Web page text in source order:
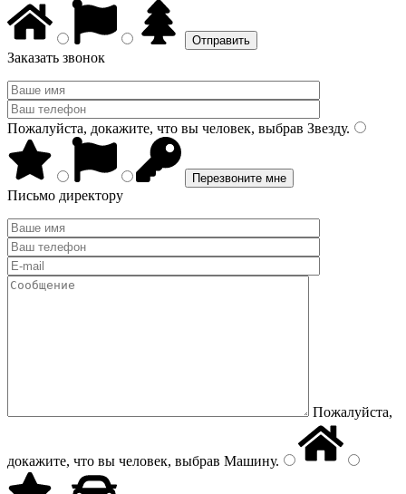
Заказать звонок
Пожалуйста, докажите, что вы человек, выбрав Звезду.
Письмо директору
Пожалуйста,
докажите, что вы человек, выбрав Машину.